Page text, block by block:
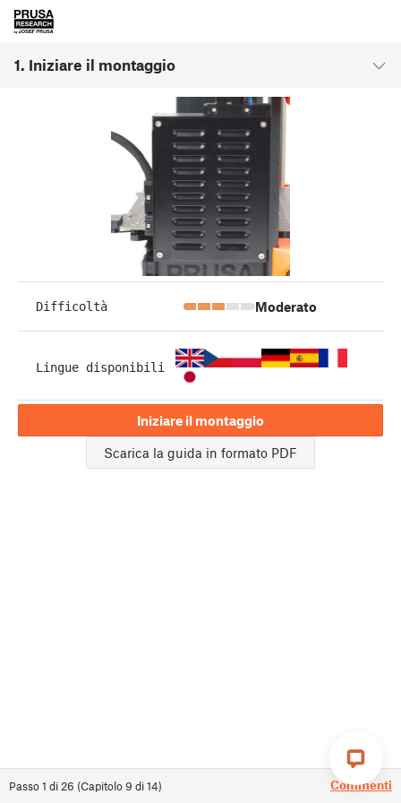
1. Iniziare il montaggio
Passo1 di 26 (Capitolo9 di14) Commenti
Difficoltà Moderato
Lingue disponibili
Iniziare il montaggio
Scarica la guida in formato PDF